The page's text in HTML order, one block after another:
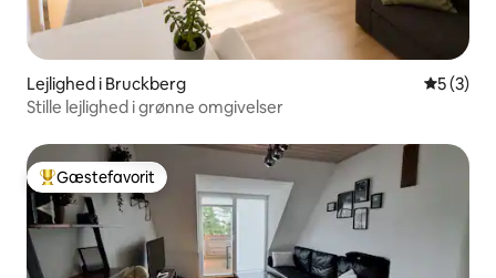
Lejlighed i Bruckberg 5 ud af 5
5 (3)
Stille lejlighed i grønne omgivelser
Bedste gæstefavorit
Gæstefavorit